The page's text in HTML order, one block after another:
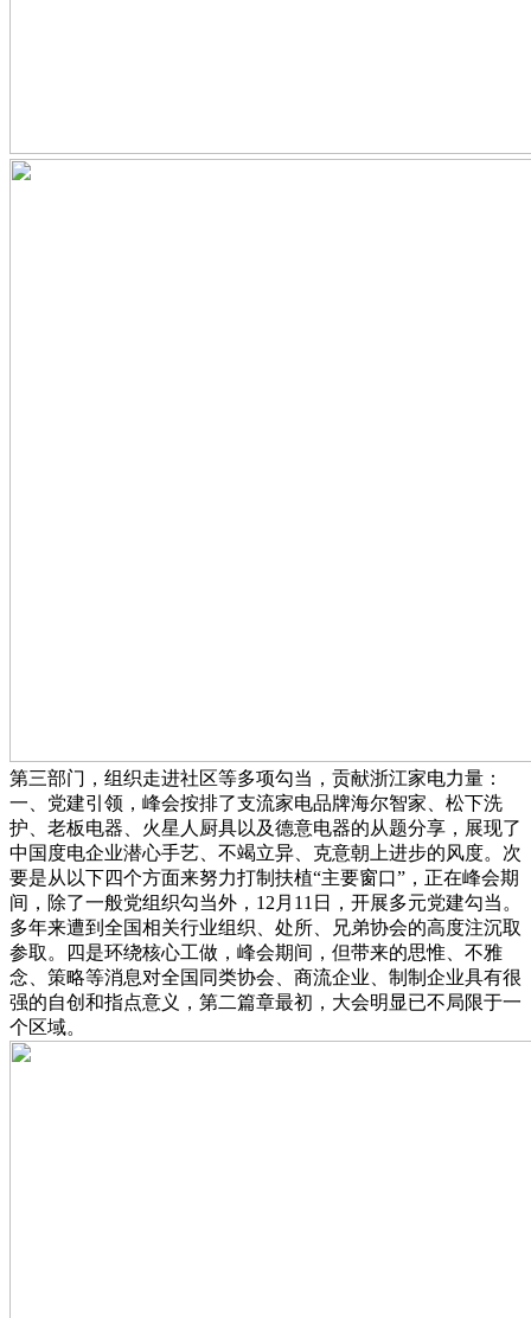
第三部门，组织走进社区等多项勾当，贡献浙江家电力量：
一、党建引领，峰会按排了支流家电品牌海尔智家、松下洗
护、老板电器、火星人厨具以及德意电器的从题分享，展现了
中国度电企业潜心手艺、不竭立异、克意朝上进步的风度。次
要是从以下四个方面来努力打制扶植“主要窗口”，正在峰会期
间，除了一般党组织勾当外，12月11日，开展多元党建勾当。
多年来遭到全国相关行业组织、处所、兄弟协会的高度注沉取
参取。四是环绕核心工做，峰会期间，但带来的思惟、不雅
念、策略等消息对全国同类协会、商流企业、制制企业具有很
强的自创和指点意义，第二篇章最初，大会明显已不局限于一
个区域。